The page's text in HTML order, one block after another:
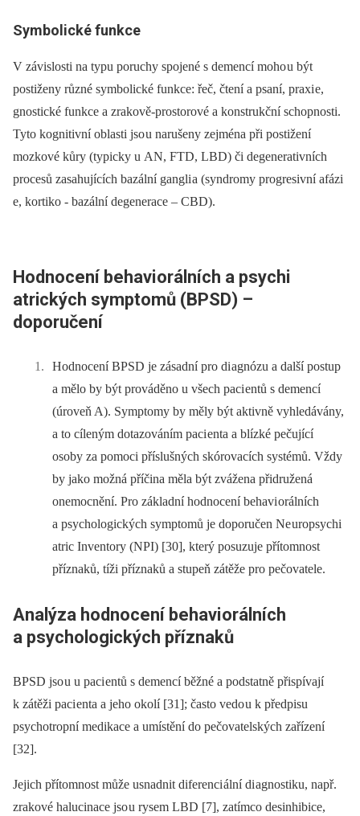
Symbolické funkce
V závislosti na typu poruchy spojené s demencí moho u být
postiženy různé symbolické funkce: řeč, čtení a psaní, praxi e,
gnostické funkce a zrakově‑prostorové a konstrukční schopnosti.
Tyto kognitivní oblasti jso u narušeny zejména při postižení
mozkové kůry (typicky u AN, FTD, LBD) či degenerativních
procesů zasahujících bazální gangli a (syndromy progresivní afázi
e, kortiko -⁠ bazální degenerace –⁠ CBD).
Hodnocení behaviorálních a psychi
atrických symptomů (BPSD) –
doporučení
Hodnocení BPSD je zásadní pro di a­gnózu a další postup
a mělo by být pro­váděno u všech paci entů s demencí
(úroveň A). Symptomy by měly být ak­tivně vyhledávány,
a to cíleným dotazováním paci enta a blízké pečující
osoby za pomoci příslušných skórovacích systémů. Vždy
by jako možná příčina měla být zvážena přidružená
onemocnění. Pro základní hodnocení behavi orálních
a psycho­logických symptomů je doporučen Ne uropsychi
atric Inventory (NPI) [30], který posuzuje přítomnost
příznaků, tíži příznaků a stupeň zátěže pro pečovatele.
Analýza hodnocení behaviorálních
a psychologických příznaků
BPSD jso u u paci entů s demencí běžné a podstatně přispívají
k zátěži paci enta a jeho okolí [31]; často vedo u k předpisu
psychotropní medikace a umístění do pečovatelských zařízení
[32].
Jejich přítomnost může usnadnit diferenci ální di agnostiku, např.
zrakové halucinace jso u rysem LBD [7], zatímco desinhibice,